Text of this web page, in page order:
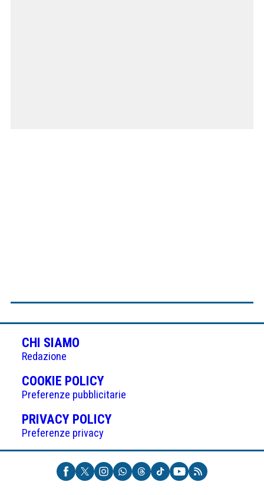
CHI SIAMO
Redazione
COOKIE POLICY(APRE
IN
UNA
NUOVA
Preferenze pubblicitarie
PRIVACY POLICY(APRE
UNA
NUOVA
SCHEDA)
Preferenze privacy